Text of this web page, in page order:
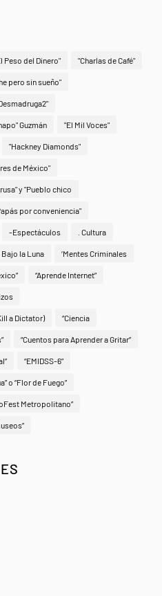
Peso del Dinero" "Charlas de Café"
pero sin sueño"
Guzmán "El Mil Voces"
"Hackney Diamonds"
de México"
y "Pueblo chico
por conveniencia"
-Espectáculos . Cultura
Bajo la Luna ‘Mentes Criminales
“Aprende Internet”
a Dictator) “Ciencia
“Cuentos para Aprender a Gritar”
“EMIDSS-6”
o “Flor de Fuego”
Metropolitano”